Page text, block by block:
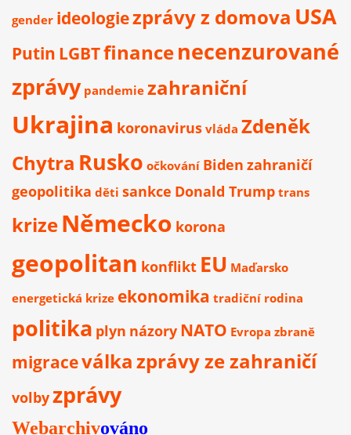
gender ideologiezprávy z domova USA
Putin LGBTfinancenecenzurované
zprávy pandemie zahraniční
Ukrajina koronavirus vláda Zdeněk
Chytra Rusko očkování Biden zahraničí
geopolitika děti sankce Donald Trump trans
krizeNěmecko korona
geopolitan konflikt EU Maďarsko
energetická krize ekonomika tradiční rodina
politika plyn názory NATO Evropa zbraně
migraceválkazprávy ze zahraničí
volbyzprávy
Webarchivováno